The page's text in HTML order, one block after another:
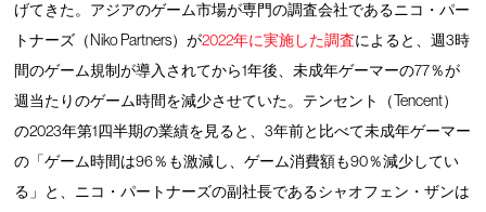
げてきた。アジアのゲーム市場が専門の調査会社であるニコ・パー
トナーズ（Niko Partners）が2022年に実施した調査によると、週3時
間のゲーム規制が導入されてから1年後、未成年ゲーマーの77％が
週当たりのゲーム時間を減少させていた。テンセント（Tencent）
の2023年第1四半期の業績を見ると、3年前と比べて未成年ゲーマー
の「ゲーム時間は96％も激減し、ゲーム消費額も90％減少してい
る」と、ニコ・パートナーズの副社長であるシャオフェン・ザンは